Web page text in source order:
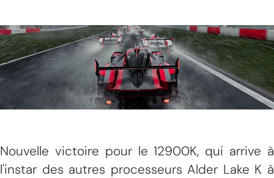
Nouvelle victoire pour le 12900K, qui arrive à
l'instar des autres processeurs Alder Lake K à